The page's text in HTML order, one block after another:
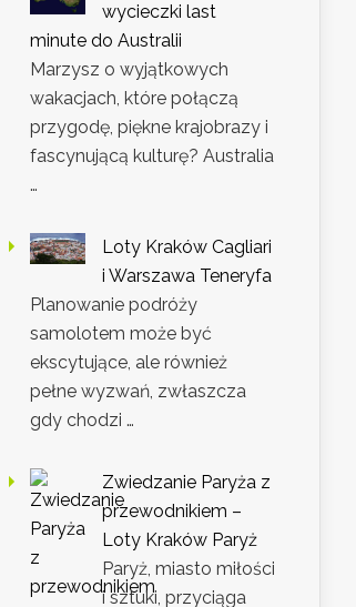
wycieczki last
minute do Australii
Marzysz o wyjątkowych
wakacjach, które połączą
przygodę, piękne krajobrazy i
fascynującą kulturę? Australia
…
Loty Kraków Cagliari
i Warszawa Teneryfa
Planowanie podróży
samolotem może być
ekscytujące, ale również
pełne wyzwań, zwłaszcza
gdy chodzi …
Zwiedzanie Paryża z
przewodnikiem –
Loty Kraków Paryż
Paryż, miasto miłości
i sztuki, przyciąga